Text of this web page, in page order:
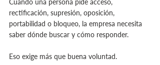
rectificación, supresión, oposición,
portabilidad o bloqueo, la empresa necesita
saber dónde buscar y cómo responder.
Eso exige más que buena voluntad.